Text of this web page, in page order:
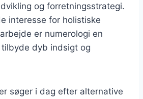
og forretningsstrategi.
interesse for holistiske
er numerologi en
dyb indsigt og
søger i dag efter alternative